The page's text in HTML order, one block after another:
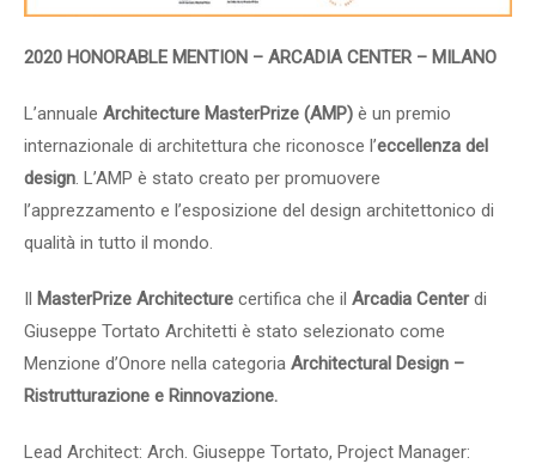
2020 HONORABLE MENTION – ARCADIA CENTER – MILANO
L’annuale Architecture MasterPrize (AMP) è un premio
internazionale di architettura che riconosce l’eccellenza del
design . L’AMP è stato creato per promuovere
l’apprezzamento e l’esposizione del design architettonico di
qualità in tutto il mondo.
Il MasterPrize Architecture certifica che il Arcadia Centerdi
Giuseppe Tortato Architetti è stato selezionato come
Menzione d’Onore nella categoria Architectural Design –
Ristrutturazione e Rinnovazione.
Lead Architect: Arch. Giuseppe Tortato, Project Manager: